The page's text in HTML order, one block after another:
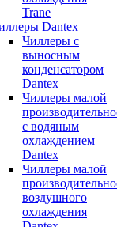
Trane
Dantex
Чиллеры с
выносным
конденсатором
Dantex
Чиллеры малой
с водяным
охлаждением
Dantex
Чиллеры малой
воздушного
охлаждения